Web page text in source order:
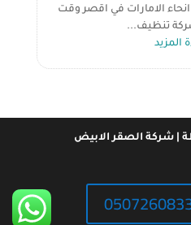
الامارات في اقصر وقت
تنظيف...
المزيد
| شركة الصقر الابيض